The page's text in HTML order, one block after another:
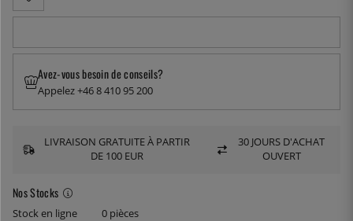
Nos Stocks
Stock en ligne 0 pièces
Avez-vous besoin de conseils?
Appelez +46 8 410 95 200
LIVRAISON GRATUITE À PARTIR
DE 100 EUR
30 JOURS D'ACHAT
OUVERT